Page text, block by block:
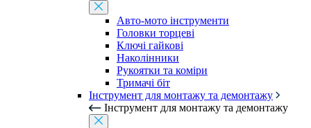
Авто-мото інструменти
Головки торцеві
Ключі гайкові
Наколінники
Рукоятки та коміри
Тримачі біт
Інструмент для монтажу та демонтажу
Інструмент для монтажу та демонтажу